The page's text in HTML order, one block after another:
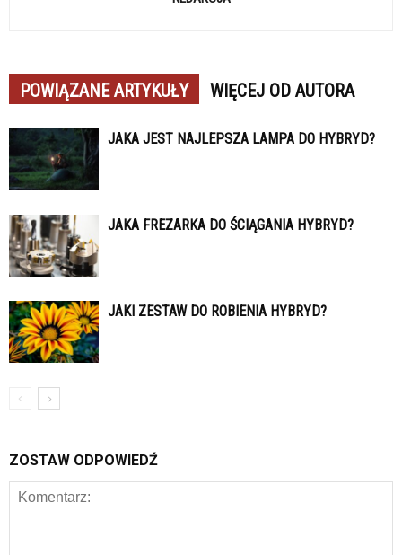
POWIĄZANE ARTYKUŁY WIĘCEJ OD AUTORA
JAKA JEST NAJLEPSZA LAMPA DO HYBRYD?
JAKA FREZARKA DO ŚCIĄGANIA HYBRYD?
JAKI ZESTAW DO ROBIENIA HYBRYD?
ZOSTAW ODPOWIEDŹ